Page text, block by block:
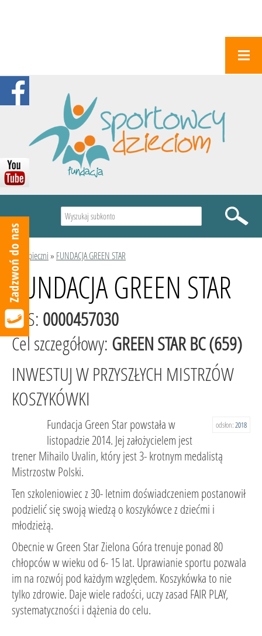
Podopieczni» FUNDACJA GREEN STAR
FUNDACJA GREEN STAR
KRS: 0000457030
Cel szczegółowy: GREEN STAR BC (659)
INWESTUJ W PRZYSZŁYCH MISTRZÓW
KOSZYKÓWKI
odsłon:2018
Fundacja Green Star powstała w
listopadzie 2014. Jej założycielem jest
trener Mihailo Uvalin, który jest 3- krotnym medalistą
Mistrzostw Polski.
Ten szkoleniowiec z 30- letnim doświadczeniem postanowił
podzielić się swoją wiedzą o koszykówce z dziećmi i
młodzieżą.
Obecnie w Green Star Zielona Góra trenuje ponad 80
chłopców w wieku od 6- 15 lat. Uprawianie sportu pozwala
im na rozwój pod każdym względem. Koszykówka to nie
tylko zdrowie. Daje wiele radości, uczy zasad FAIR PLAY,
systematyczności i dążenia do celu.